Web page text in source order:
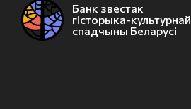
Банк звестак
гісторыка-культурнай
спадчыны Беларусі